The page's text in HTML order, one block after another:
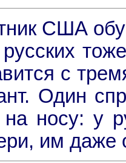
США
с
Один
носу: у
им даже